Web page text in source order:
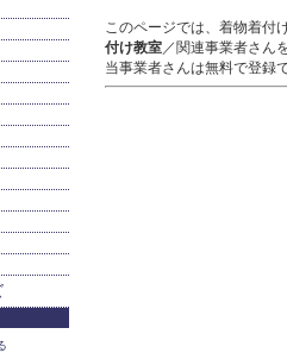
このページでは、着物着付
付け教室／関連事業者さん
当事業者さんは無料で登録